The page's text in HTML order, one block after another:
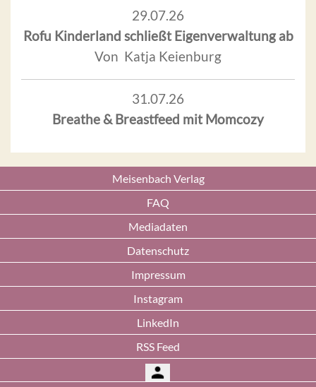
29.07.26
Rofu Kinderland schließt Eigenverwaltung ab
Von Katja Keienburg
31.07.26
Breathe & Breastfeed mit Momcozy
Meisenbach Verlag
FAQ
Mediadaten
Datenschutz
Impressum
Instagram
LinkedIn
RSS Feed